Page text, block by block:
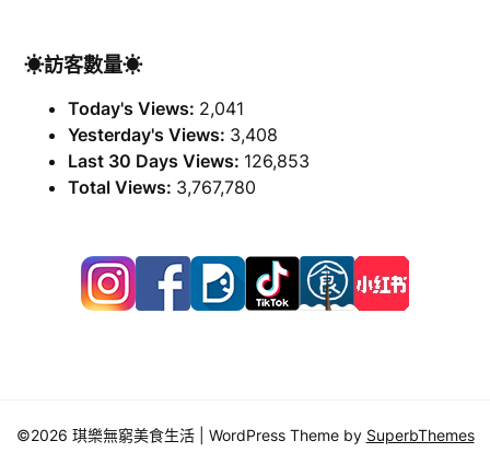
☀訪客數量☀
Today's Views: 2,041
Yesterday's Views: 3,408
Last 30 Days Views: 126,853
Total Views: 3,767,780
©2026 琪樂無窮美食生活 | WordPress Theme by SuperbThemes